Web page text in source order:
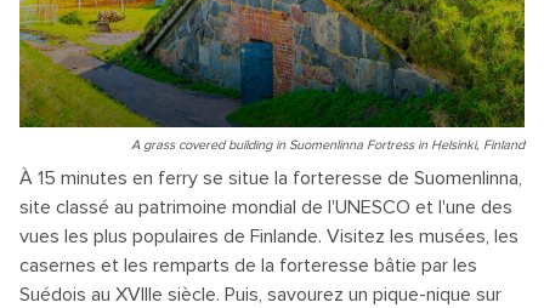
A grass covered building in Suomenlinna Fortress in Helsinki, Finland
À 15 minutes en ferry se situe la forteresse de Suomenlinna,
site classé au patrimoine mondial de l'UNESCO et l'une des
vues les plus populaires de Finlande. Visitez les musées, les
casernes et les remparts de la forteresse bâtie par les
Suédois au XVIIIe siècle. Puis, savourez un pique-nique sur